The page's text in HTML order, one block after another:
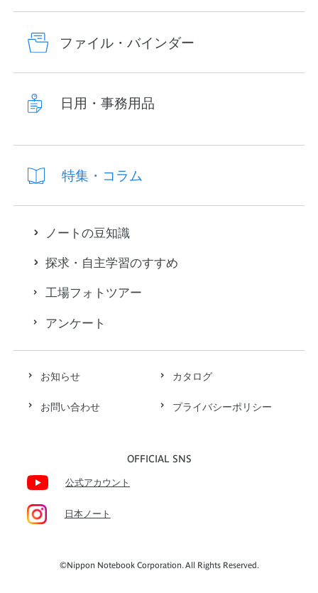
お知らせ カタログ
お問い合わせ プライバシーポリシー
OFFICIAL SNS
公式アカウント
日本ノート
ファイル・バインダー
日用・事務用品
特集・コラム
ノートの豆知識
探求・自主学習のすすめ
工場フォトツアー
アンケート
©Nippon Notebook Corporation. All Rights Reserved.